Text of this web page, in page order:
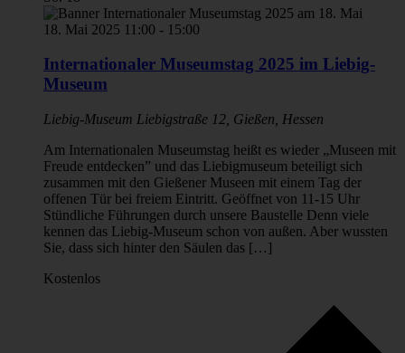
18. Mai 2025 11:00 - 15:00
Internationaler Museumstag 2025 im Liebig-
Museum
Liebig-Museum Liebigstraße 12, Gießen, Hessen
Am Internationalen Museumstag heißt es wieder „Museen mit
Freude entdecken” und das Liebigmuseum beteiligt sich
zusammen mit den Gießener Museen mit einem Tag der
offenen Tür bei freiem Eintritt. Geöffnet von 11-15 Uhr
Stündliche Führungen durch unsere Baustelle Denn viele
kennen das Liebig-Museum schon von außen. Aber wussten
Sie, dass sich hinter den Säulen das […]
Kostenlos